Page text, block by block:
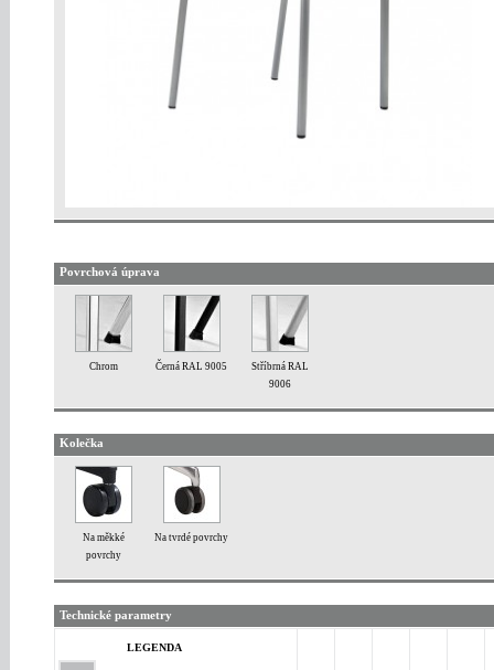
Povrchová úprava
Chrom Černá RAL 9005
Stříbrná RAL
9006
Kolečka
Na měkké
povrchy
Na tvrdé povrchy
Technické parametry
LEGENDA